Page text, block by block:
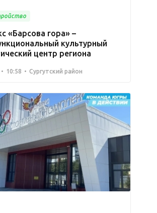
«Барсова гора» –
культурный
центр региона
10:58 Сургутский район